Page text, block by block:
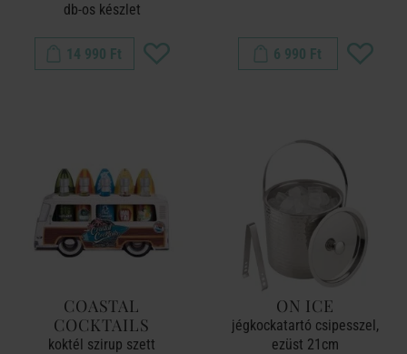
db-os készlet
14 990 Ft 6 990 Ft
COASTAL
COCKTAILS
koktél szirup szett
ON ICE
jégkockatartó csipesszel,
ezüst 21cm